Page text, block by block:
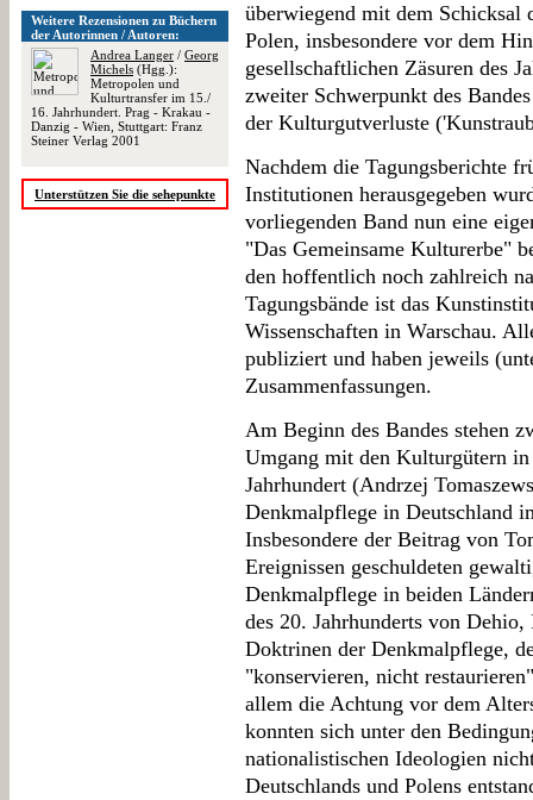
Weitere Rezensionen zu Büchern
der Autorinnen / Autoren:
Andrea Langer / Georg
Michels (Hgg.):
Metropolen und
Kulturtransfer im 15./
16. Jahrhundert. Prag - Krakau -
Danzig - Wien, Stuttgart: Franz
Steiner Verlag 2001
Unterstützen Sie die sehepunkte
überwiegend mit dem Schicksal
Polen, insbesondere vor dem
gesellschaftlichen Zäsuren des
zweiter Schwerpunkt des
der Kulturgutverluste
Nachdem die Tagungsberichte
Institutionen herausgegeben
vorliegenden Band nun eine
"Das Gemeinsame Kulturerbe"
den hoffentlich noch zahlreich
Tagungsbände ist das
Wissenschaften in Warschau.
publiziert und haben jeweils
Zusammenfassungen.
Am Beginn des Bandes stehen
Umgang mit den Kulturgütern
Jahrhundert (Andrzej
Denkmalpflege in Deutschland
Insbesondere der Beitrag von
Ereignissen geschuldeten
Denkmalpflege in beiden
des 20. Jahrhunderts von
Doktrinen der Denkmalpflege,
"konservieren, nicht
allem die Achtung vor dem
konnten sich unter den
nationalistischen Ideologien
Deutschlands und Polens